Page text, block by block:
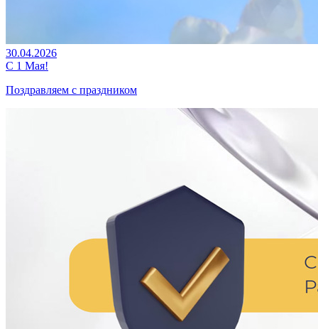
30.04.2026
С 1 Мая!
Поздравляем с праздником